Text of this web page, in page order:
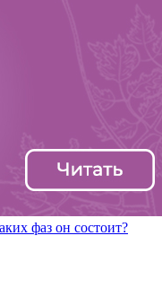
фаз он состоит?